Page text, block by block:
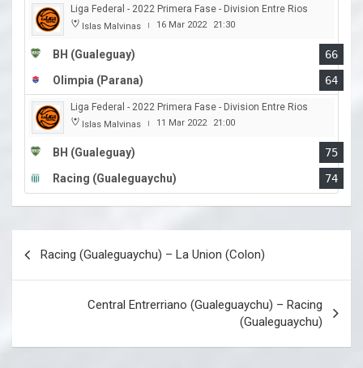
Liga Federal - 2022 Primera Fase - Division Entre Rios
Islas Malvinas | 16 Mar 2022 21:30
BH (Gualeguay)
66
Olimpia (Parana)
64
Liga Federal - 2022 Primera Fase - Division Entre Rios
Islas Malvinas | 11 Mar 2022 21:00
BH (Gualeguay)
75
Racing (Gualeguaychu)
74
entradas
Racing (Gualeguaychu) – La Union (Colon)
Central Entrerriano (Gualeguaychu) – Racing
(Gualeguaychu)